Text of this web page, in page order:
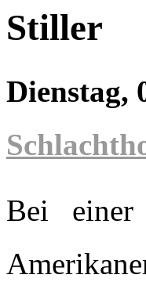
Stiller
Dienstag,
Bei